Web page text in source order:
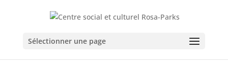
Sélectionner une page